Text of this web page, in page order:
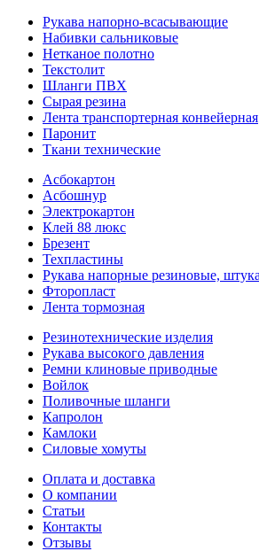
Рукава напорно-всасывающие
Набивки сальниковые
Нетканое полотно
Текстолит
Шланги ПВХ
Сырая резина
Лента транспортерная конвейерная
Паронит
Ткани технические
Асбокартон
Асбошнур
Электрокартон
Клей 88 люкс
Брезент
Техпластины
Рукава напорные резиновые,
Фторопласт
Лента тормозная
Резинотехнические изделия
Рукава высокого давления
Ремни клиновые приводные
Войлок
Поливочные шланги
Капролон
Камлоки
Силовые хомуты
Оплата и доставка
О компании
Статьи
Контакты
Отзывы